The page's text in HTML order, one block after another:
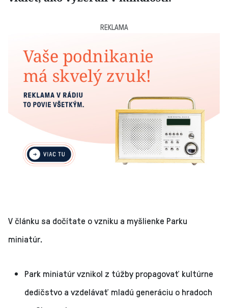
REKLAMA
V článku sa dočítate o vzniku a myšlienke Parku
miniatúr.
Park miniatúr vznikol z túžby propagovať kultúrne
dedičstvo a vzdelávať mladú generáciu o hradoch